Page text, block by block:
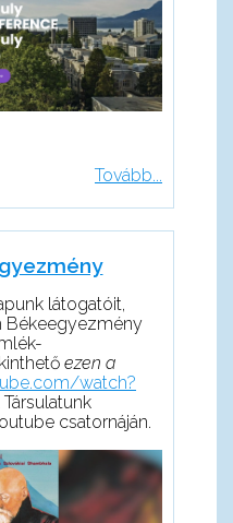
Tovább...
látogatóit,
Békeegyezmény
ezen a
watch?
csatornáján.